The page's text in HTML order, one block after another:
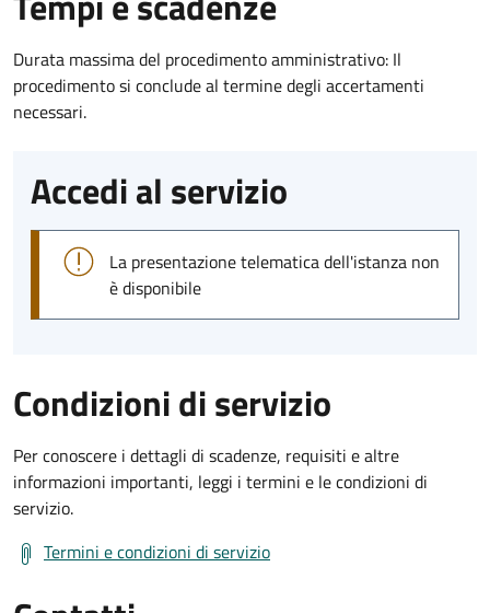
Durata massima del procedimento amministrativo: Il
procedimento si conclude al termine degli accertamenti
necessari.
Accedi al servizio
La presentazione telematica dell'istanza non
è disponibile
Condizioni di servizio
Per conoscere i dettagli di scadenze, requisiti e altre
informazioni importanti, leggi i termini e le condizioni di
servizio.
Termini e condizioni di servizio